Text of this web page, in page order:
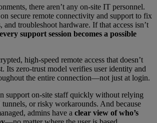
there aren’t any on-site IT personnel.
secure remote connectivity and support to fix
and troubleshoot hardware. If that access isn’t
every support session becomes a possible
high-speed remote access that doesn’t
Its zero-trust model verifies user identity and
the entire connection—not just at login.
support on-site staff quickly without relying
or risky workarounds. And because
admins have a clear view of who’s